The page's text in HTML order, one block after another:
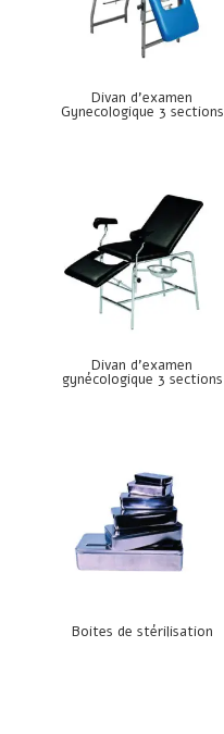
Divan d’examen
Gynecologique 3 sections
Divan d’examen
gynécologique 3 sections
Boites de stérilisation